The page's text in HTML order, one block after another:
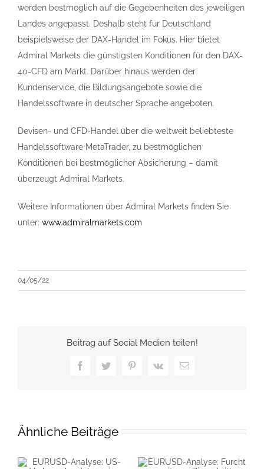
werden bestmöglich auf die Gegebenheiten des jeweiligen
Landes angepasst. Deshalb steht für Deutschland
beispielsweise der DAX-Handel im Fokus. Hier bietet
Admiral Markets die günstigsten Konditionen für den DAX-
40-CFD am Markt. Darüber hinaus werden der
Kundenservice, die Bildungsangebote sowie die
Handelssoftware in deutscher Sprache angeboten.
Devisen- und CFD-Handel über die weltweit beliebteste
Handelssoftware MetaTrader, zu bestmöglichen
Konditionen bei bestmöglicher Absicherung – damit
überzeugt Admiral Markets.
Weitere Informationen über Admiral Markets finden Sie
unter: www.admiralmarkets.com
04/05/22
Beitrag auf Social Medien teilen!
FacebookTwitterPinterest
Vk
E-
Ähnliche Beiträge